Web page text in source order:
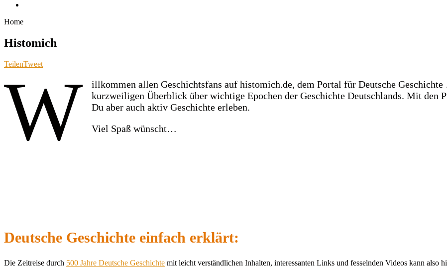
Home
Histomich
TeilenTweet
W
illkommen allen Geschichtsfans auf histomich.de, dem Portal für Deutsche
kurzweiligen Überblick über wichtige Epochen der Geschichte Deutschlands. Mit den
Du aber auch aktiv Geschichte erleben.
Viel Spaß wünscht…
Deutsche Geschichte einfach erklärt:
Die Zeitreise durch 500 Jahre Deutsche Geschichte mit leicht verständlichen Inhalten, interessanten Links und fesselnden Videos kann also